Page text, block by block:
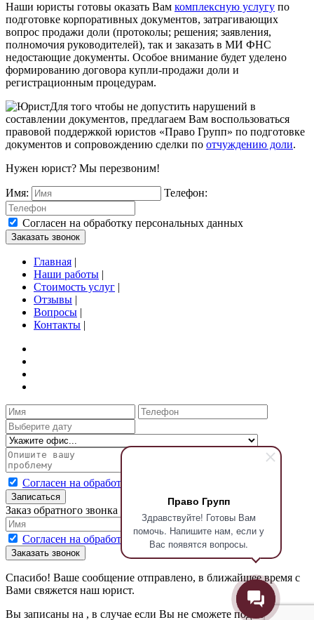
Право Групп
Здравствуйте! Готовы Вам
помочь. Напишите нам, если у
Вас появятся вопросы.
Наши юристы готовы оказать Вам комплексную услугу по
подготовке корпоративных документов, затрагивающих
вопрос продажи доли (протоколы; решения; заявления,
полномочия руководителей), так и заказать в МИ ФНС
недостающие документы. Особое внимание будет уделено
формированию договора купли-продажи доли и
регистрационным процедурам.
Для того чтобы не допустить нарушений в
составлении документов, предлагаем Вам воспользоваться
правовой поддержкой юристов «Право Групп» по подготовке
документов и сопровождению сделки по отчуждению доли.
Нужен юрист? Мы перезвоним!
Имя: Телефон:
Согласен на обработку персональных данных
Заказать звонок
Главная |
Наши работы |
Стоимость услуг |
Отзывы |
Вопросы |
Контакты |
Согласен на обработку персональных данных
Записаться
Заказ обратного звонка
Согласен на обработку персональных данных
Заказать звонок
Спасибо! Ваше сообщение отправлено, в ближайшее время с
Вами свяжется наш юрист.
Вы записаны на , в случае если Вы не сможете подойти на